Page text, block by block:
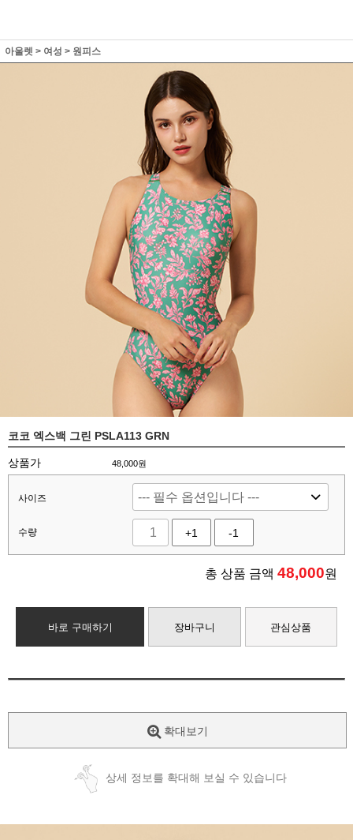
아울렛 > 여성 > 원피스
코코 엑스백 그린 PSLA113 GRN
상품가 48,000원
사이즈
수량 +1 -1
총 상품 금액 48,000원
바로 구매하기 장바구니 관심상품
확대보기
상세 정보를 확대해 보실 수 있습니다